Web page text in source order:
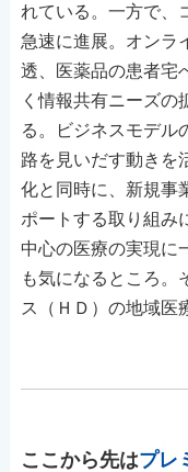
れている。一方で、
急速に進展。オンラ
透、医薬品の患者宅
く情報共有ニーズの
る。ビジネスモデル
路を見いだす動きを
化と同時に、新規事
ポートする取り組み
中心の医療の実現に
も気になるところ。
ス（ＨＤ）の地域医
ここから先はプレ